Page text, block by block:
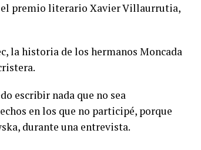
el premio literario Xavier Villaurrutia,
la historia de los hermanos Moncada
escribir nada que no sea
en los que no participé, porque
durante una entrevista.